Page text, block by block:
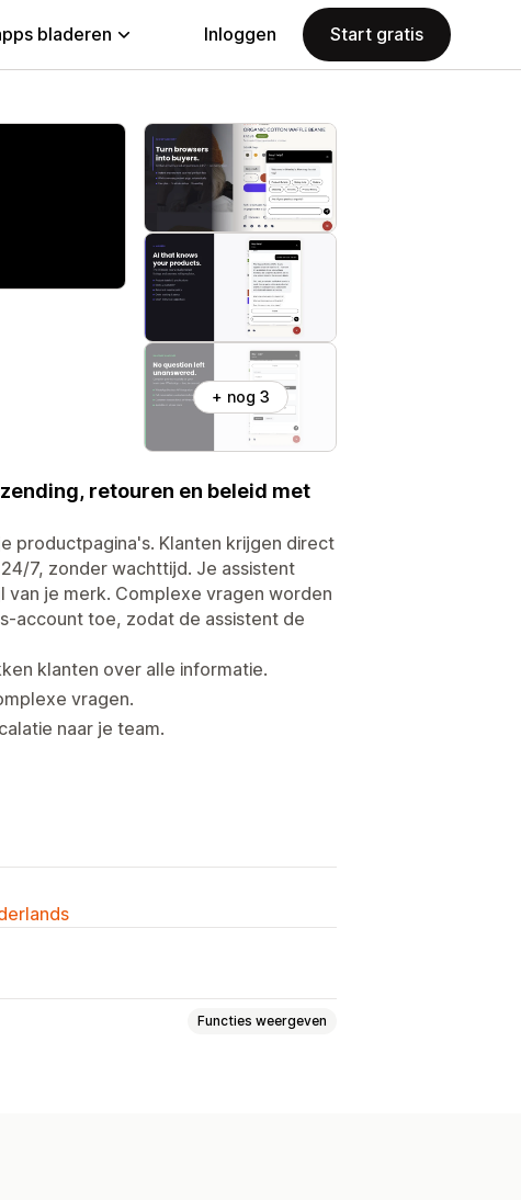
bladeren Inloggen Start gratis
+ nog 3
retouren en beleid met
productpagina's. Klanten krijgen direct
7, zonder wachttijd. Je assistent
je merk. Complexe vragen worden
account toe, zodat de assistent de
klanten over alle informatie.
vragen.
naar je team.
Functies weergeven